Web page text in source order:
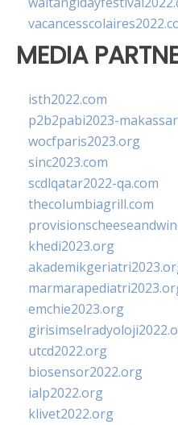
MEDIA
isth2022.com
p2b2pabi2023-
wocfparis2023.org
sinc2023.com
scdlqatar2022-qa.com
thecolumbiagrill.com
khedi2023.org
emchie2023.org
utcd2022.org
biosensor2022.org
ialp2022.org
klivet2022.org